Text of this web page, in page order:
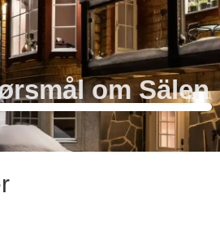
om Sälen